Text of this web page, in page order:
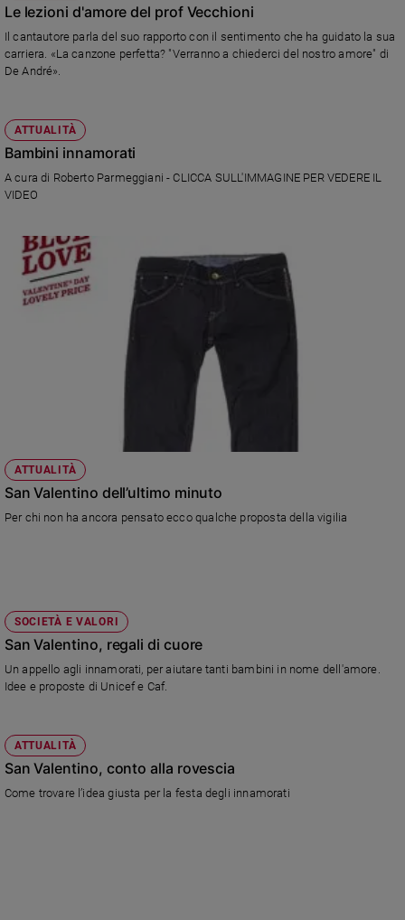
Le lezioni d'amore del prof Vecchioni
Il cantautore parla del suo rapporto con il sentimento che ha guidato la sua
carriera. «La canzone perfetta? "Verranno a chiederci del nostro amore" di
De André».
ATTUALITÀ
Bambini innamorati
A cura di Roberto Parmeggiani - CLICCA SULL'IMMAGINE PER VEDERE IL
VIDEO
ATTUALITÀ
San Valentino dell’ultimo minuto
Per chi non ha ancora pensato ecco qualche proposta della vigilia
SOCIETÀ E VALORI
San Valentino, regali di cuore
Un appello agli innamorati, per aiutare tanti bambini in nome dell'amore.
Idee e proposte di Unicef e Caf.
ATTUALITÀ
San Valentino, conto alla rovescia
Come trovare l’idea giusta per la festa degli innamorati